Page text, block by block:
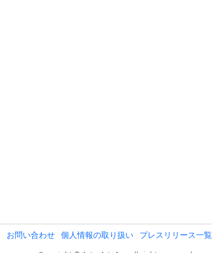
お問い合わせ 個人情報の取り扱い プレスリリース一覧